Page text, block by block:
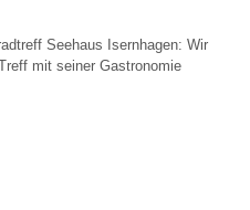
Seehaus Isernhagen: Wir
mit seiner Gastronomie